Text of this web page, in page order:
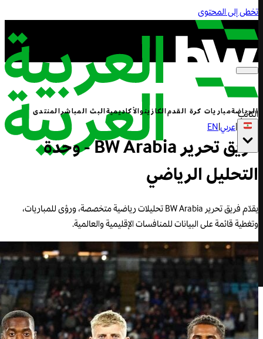
تخطى إلى المحتوى
الرياضةمباريات كرة القدمالكازينوالأكاديميةالبث المباشرالمنتدى
|عربي|
EN
الكاتب
فريق تحرير BW Arabia - وحدة
التحليل الرياضي
يقدّم فريق تحرير BW Arabia تحليلات رياضية متخصصة، ورؤى للمباريات،
وتغطية قائمة على البيانات للمنافسات الإقليمية والعالمية.